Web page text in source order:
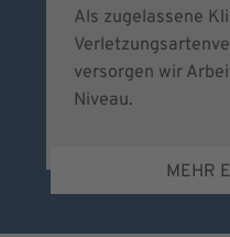
Als zugelassene
versorgen wir
Niveau.
MEHR